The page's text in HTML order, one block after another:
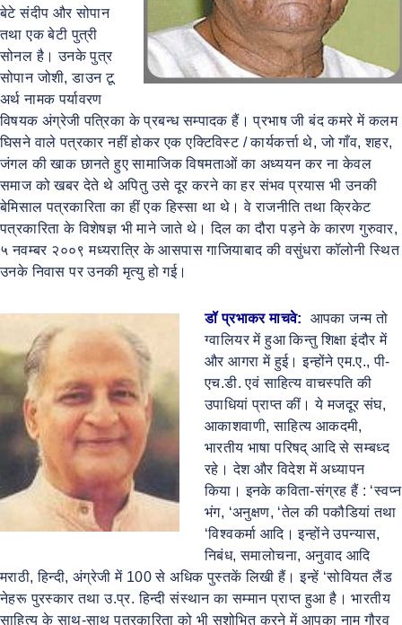
बेटे संदीप और सोपान
तथा एक बेटी पुत्री
सोनल है। उनके पुत्र
सोपान जोशी, डाउन टू
अर्थ नामक पर्यावरण
विषयक अंग्रेजी पत्रिका के प्रबन्ध सम्पादक हैं। प्रभाष जी बंद कमरे में कलम
घिसने वाले पत्रकार नहीं होकर एक एक्टिविस्ट / कार्यकर्त्ता थे, जो गाँव, शहर,
जंगल की खाक छानते हुए सामाजिक विषमताओं का अध्ययन कर ना केवल
समाज को खबर देते थे अपितु उसे दूर करने का हर संभव प्रयास भी उनकी
बेमिसाल पत्रकारिता का हीं एक हिस्सा था थे। वे राजनीति तथा क्रिकेट
पत्रकारिता के विशेषज्ञ भी माने जाते थे। दिल का दौरा पड़ने के कारण गुरुवार,
५ नवम्बर २००९ मध्यरात्रि के आसपास गाजियाबाद की वसुंधरा कॉलोनी स्थित
उनके निवास पर उनकी मृत्यु हो गई।
डॉ प्रभाकर माचवे:
आपका जन्म तो
ग्वालियर में हुआ किन्तु शिक्षा इंदौर में
और आगरा में हुई। इन्होंने एम.ए., पी-
एच.डी. एवं साहित्य वाचस्पति की
उपाधियां प्राप्त कीं। ये मजदूर संघ,
आकाशवाणी, साहित्य आकदमी,
भारतीय भाषा परिषद् आदि से सम्बध्द
रहे। देश और विदेश में अध्यापन
किया। इनके कविता-संग्रह हैं : ‘स्वप्न
भंग, ‘अनुक्षण, ‘तेल की पकौडियां तथा
‘विश्वकर्मा आदि। इन्होंने उपन्यास,
निबंध, समालोचना, अनुवाद आदि
मराठी, हिन्दी, अंग्रेजी में 100 से अधिक पुस्तकें लिखी हैं। इन्हें ‘सोवियत लैंड
नेहरू पुरस्कार तथा उ.प्र. हिन्दी संस्थान का सम्मान प्राप्त हुआ है। भारतीय
साहित्य के साथ-साथ पत्रकारिता को भी सुशोभित करने में आपका नाम गौरव